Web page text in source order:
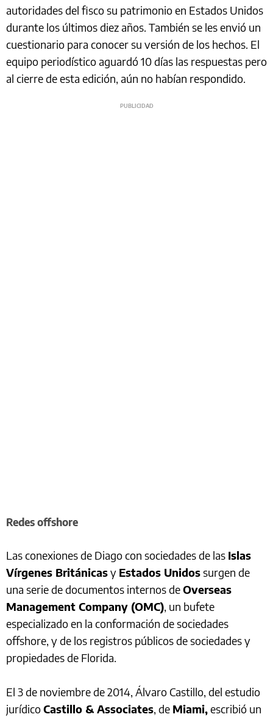
autoridades del fisco su patrimonio en Estados Unidos
durante los últimos diez años. También se les envió un
cuestionario para conocer su versión de los hechos. El
equipo periodístico aguardó 10 días las respuestas pero
al cierre de esta edición, aún no habían respondido.
Redes offshore
Las conexiones de Diago con sociedades de las Islas
Vírgenes Británicasy Estados Unidossurgen de
una serie de documentos internos deOverseas
Management Company (OMC), un bufete
especializado en la conformación de sociedades
offshore, y de los registros públicos de sociedades y
propiedades de Florida.
El 3 de noviembre de 2014, Álvaro Castillo, del estudio
jurídicoCastillo & Associates, de Miami,escribió un